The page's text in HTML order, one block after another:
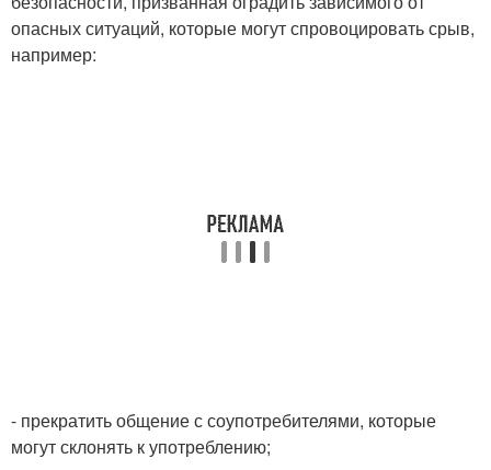
опасных ситуаций, которые могут спровоцировать срыв,
например:
- прекратить общение с соупотребителями, которые
могут склонять к употреблению;